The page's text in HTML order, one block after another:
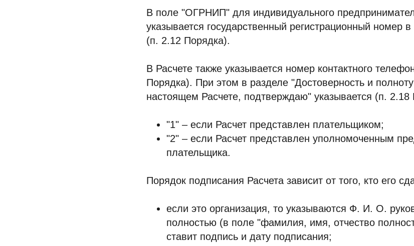
В поле "ОГРНИП" для индивидуального
указывается государственный регистрационный номер
(п. 2.12 Порядка).
В Расчете также указывается номер контактного
Порядка). При этом в разделе "Достоверность и
настоящем Расчете, подтверждаю" указывается (п. 2.18
"1" – если Расчет представлен плательщиком;
"2" – если Расчет представлен уполномоченным
плательщика.
Порядок подписания Расчета зависит от того, кто его
если это организация, то указываются Ф. И. О.
полностью (в поле "фамилия, имя, отчество
ставит подпись и дату подписания;